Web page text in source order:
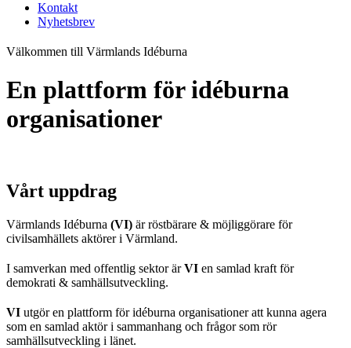
Kontakt
Nyhetsbrev
Välkommen till Värmlands Idéburna
En plattform för idéburna
organisationer
Vårt uppdrag
Värmlands Idéburna (VI) är röstbärare & möjliggörare för
civilsamhällets aktörer i Värmland.
I samverkan med offentlig sektor ärVI en samlad kraft för
demokrati & samhällsutveckling.
VI utgör en plattform för idéburna organisationer att kunna agera
som en samlad aktör i sammanhang och frågor som rör
samhällsutveckling i länet.